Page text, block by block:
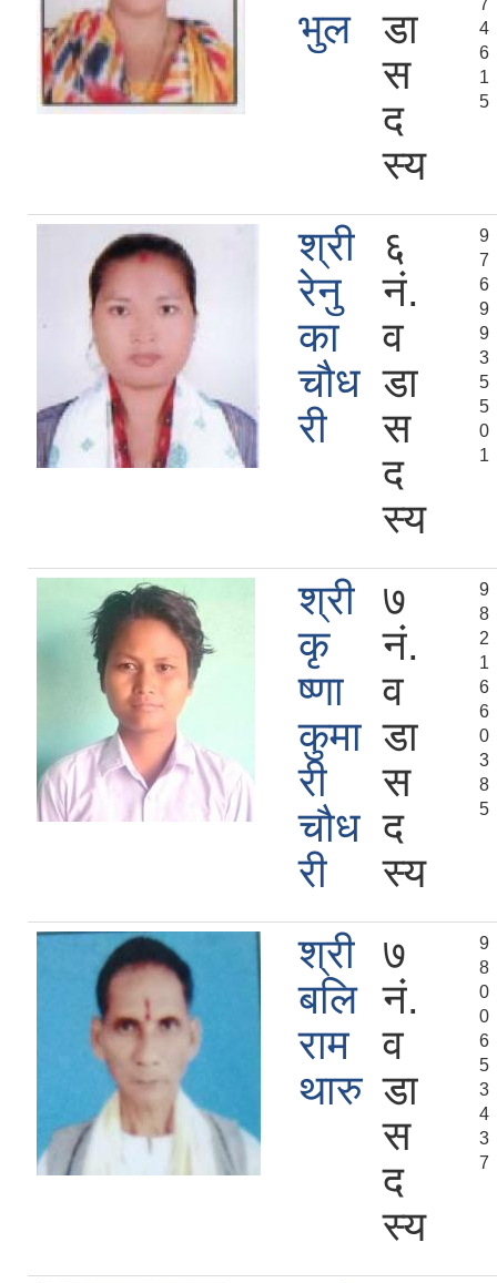
भुल
डा
स
द
स्य
7
4
6
1
5
श्री
रेनु
का
चौध
री
६
नं.
व
डा
स
द
स्य
9
7
6
9
9
3
5
5
0
1
श्री
कृ
ष्णा
कुमा
री
चौध
री
७
नं.
व
डा
स
द
स्य
9
8
2
1
6
6
0
3
8
5
श्री
बलि
राम
थारु
७
नं.
व
डा
स
द
स्य
9
8
0
0
6
5
3
4
3
7